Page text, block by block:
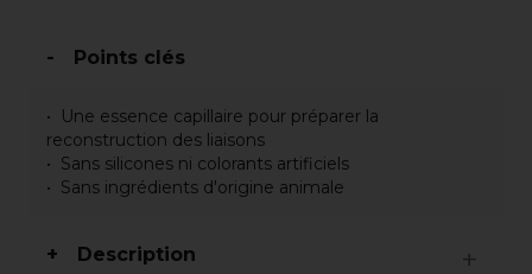
Points clés
Une essence capillaire pour préparer la
reconstruction des liaisons
Sans silicones ni colorants artificiels
Sans ingrédients d'origine animale
Description